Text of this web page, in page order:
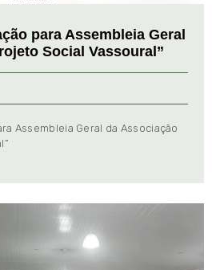
para Assembleia Geral
Social Vassoural”
Assembleia Geral da Associação